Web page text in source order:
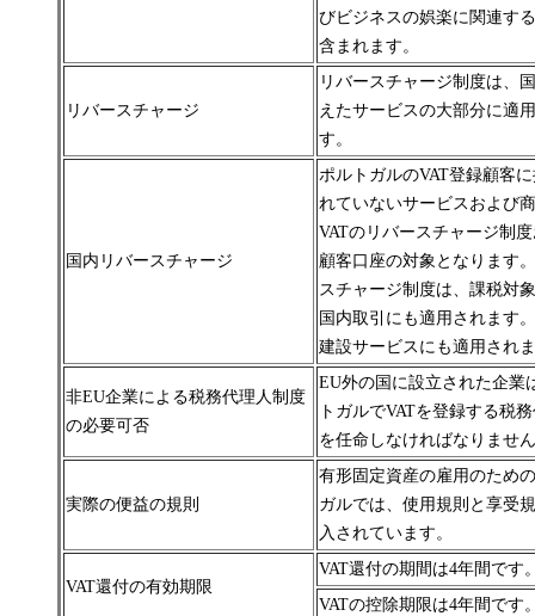
びビジネスの娯楽に関連す
含まれます。
リバースチャージ
リバースチャージ制度は、
えたサービスの大部分に適
す。
国内リバースチャージ
ポルトガルのVAT登録顧客
れていないサービスおよび
VATのリバースチャージ制
顧客口座の対象となります
スチャージ制度は、課税対
国内取引にも適用されます。
建設サービスにも適用され
非EU企業による税務代理人制度
の必要可否
EU外の国に設立された企業
トガルでVATを登録する税
を任命しなければなりませ
実際の便益の規則
有形固定資産の雇用のため
ガルでは、使用規則と享受
入されています。
VAT還付の有効期限
VAT還付の期間は4年間です
VATの控除期限は4年間です